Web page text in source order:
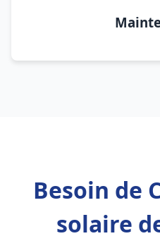
Besoin de
solaire